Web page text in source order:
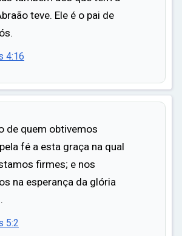
teve. Ele é o pai de
4:16
de quem obtivemos
fé a esta graça na qual
firmes; e nos
na esperança da glória
5:2